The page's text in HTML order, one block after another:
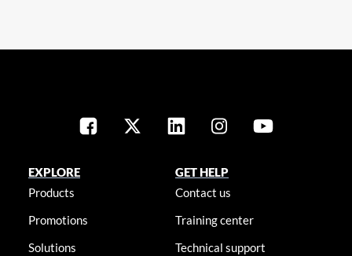
EXPLORE
Products
Promotions
Solutions
GET HELP
Contact us
Training center
Technical support